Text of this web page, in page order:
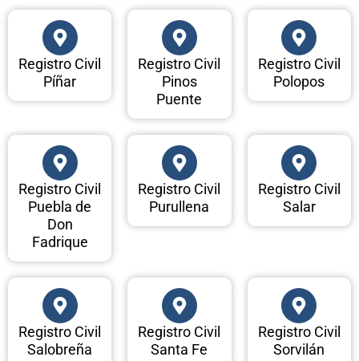
Registro Civil
Píñar
Registro Civil
Pinos
Puente
Registro Civil
Polopos
Registro Civil
Puebla de
Don
Fadrique
Registro Civil
Purullena
Registro Civil
Salar
Registro Civil
Salobreña
Registro Civil
Santa Fe
Registro Civil
Sorvilán